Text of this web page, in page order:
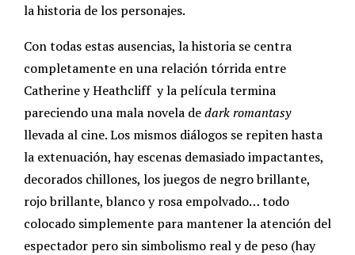
la historia de los personajes.
Con todas estas ausencias, la historia se centra
completamente en una relación tórrida entre
Catherine y Heathcliff y la película termina
pareciendo una mala novela dedark romantasy
llevada al cine. Los mismos diálogos se repiten hasta
la extenuación, hay escenas demasiado impactantes,
decorados chillones, los juegos de negro brillante,
rojo brillante, blanco y rosa empolvado… todo
colocado simplemente para mantener la atención del
espectador pero sin simbolismo real y de peso (hay